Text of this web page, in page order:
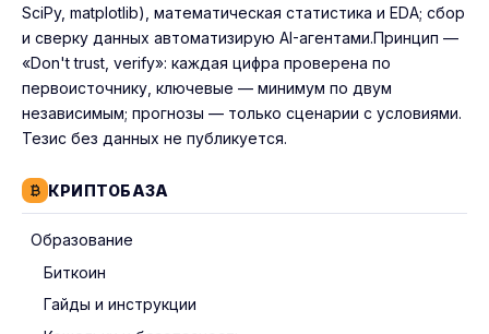
SciPy, matplotlib), математическая статистика и EDA; сбор
и сверку данных автоматизирую AI-агентами.Принцип —
«Don't trust, verify»: каждая цифра проверена по
первоисточнику, ключевые — минимум по двум
независимым; прогнозы — только сценарии с условиями.
Тезис без данных не публикуется.
КРИПТОБАЗА
Образование
Биткоин
Гайды и инструкции